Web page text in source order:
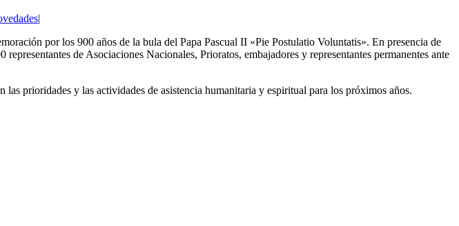
|
por los 900 años de la bula del Papa Pascual II «Pie Postulatio Voluntatis». En presencia de
de Asociaciones Nacionales, Prioratos, embajadores y representantes permanentes ante
prioridades y las actividades de asistencia humanitaria y espiritual para los próximos años.